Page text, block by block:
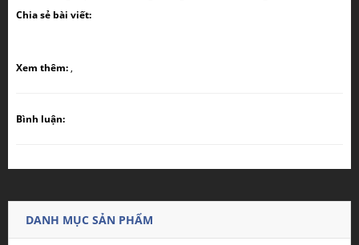
Chia sẻ bài viết:
Xem thêm:,
Bình luận:
DANH MỤC SẢN PHẨM